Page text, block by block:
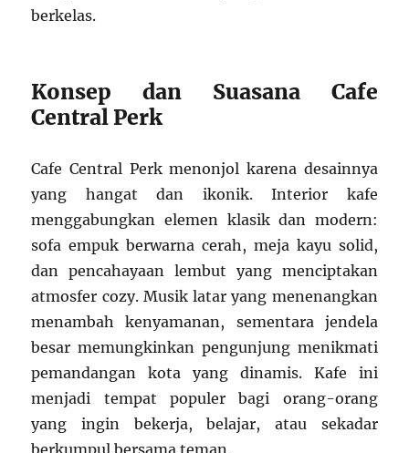
berkelas.
Konsep dan Suasana Cafe
Central Perk
Cafe Central Perk menonjol karena desainnya
yang hangat dan ikonik. Interior kafe
menggabungkan elemen klasik dan modern:
sofa empuk berwarna cerah, meja kayu solid,
dan pencahayaan lembut yang menciptakan
atmosfer cozy. Musik latar yang menenangkan
menambah kenyamanan, sementara jendela
besar memungkinkan pengunjung menikmati
pemandangan kota yang dinamis. Kafe ini
menjadi tempat populer bagi orang-orang
yang ingin bekerja, belajar, atau sekadar
berkumpul bersama teman.